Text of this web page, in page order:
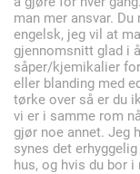
man mer ansvar.
engelsk, jeg vil at
gjennomsnitt glad i
såper/kjemikalier
eller blanding med
tørke over så er du
vi er i samme rom
gjør noe annet. Jeg
synes det
hus, og hvis du bor